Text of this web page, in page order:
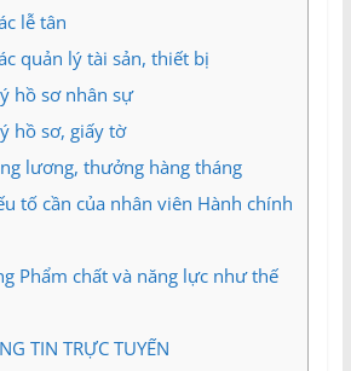
lễ tân
quản lý tài sản, thiết bị
hồ sơ nhân sự
hồ sơ, giấy tờ
lương, thưởng hàng tháng
tố cần của nhân viên Hành chính
Phẩm chất và năng lực như thế
TIN TRỰC TUYẾN